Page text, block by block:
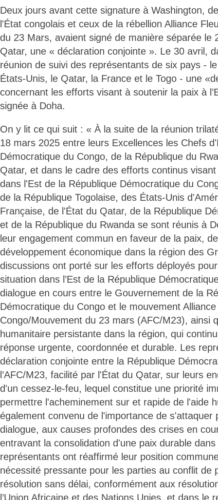
Deux jours avant cette signature à Washington,
l'État congolais et ceux de la rébellion Alliance
du 23 Mars, avaient signé de manière séparée le
Qatar, une « déclaration conjointe ». Le 30 avril,
réunion de suivi des représentants de six pays -
États-Unis, le Qatar, la France et le Togo - une
concernant les efforts visant à soutenir la paix à
signée à Doha.
On y lit ce qui suit : « À la suite de la réunion
18 mars 2025 entre leurs Excellences les Chefs
Démocratique du Congo, de la République du
Qatar, et dans le cadre des efforts continus
dans l'Est de la République Démocratique du
de la République Togolaise, des États-Unis
Française, de l'État du Qatar, de la République
et de la République du Rwanda se sont réunis à
leur engagement commun en faveur de la paix,
développement économique dans la région des
discussions ont porté sur les efforts déployés
situation dans l’Est de la République
dialogue en cours entre le Gouvernement de la
Démocratique du Congo et le mouvement
Congo/Mouvement du 23 mars (AFC/M23), ainsi
humanitaire persistante dans la région, qui
réponse urgente, coordonnée et durable. Les
déclaration conjointe entre la République
l’AFC/M23, facilité par l'État du Qatar, sur leurs
d'un cessez-le-feu, lequel constitue une priorité
permettre l'acheminement sur et rapide de l'aide
également convenu de l'importance de s'attaquer
dialogue, aux causes profondes des crises en
entravant la consolidation d'une paix durable
représentants ont réaffirmé leur position
nécessité pressante pour les parties au conflit de
résolution sans délai, conformément aux
l’Union Africaine et des Nations Unies, et dans le